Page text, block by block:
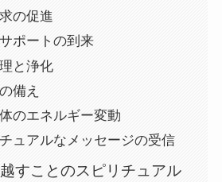
の促進
ポートの到来
と浄化
備え
のエネルギー変動
ュアルなメッセージの受信
すことのスピリチュアル